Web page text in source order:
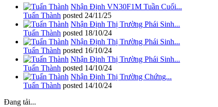
Nhận Định VN30F1M Tuần Cuối...
Tuấn Thành posted 24/11/25
Nhận Định Thị Trường Phái Sinh...
Tuấn Thành posted 18/10/24
Nhận Định Thị Trường Phái Sinh...
Tuấn Thành posted 16/10/24
Nhận Định Thị Trường Phái Sinh...
Tuấn Thành posted 14/10/24
Nhận Định Thị Trường Chứng...
Tuấn Thành posted 14/10/24
Đang tải...